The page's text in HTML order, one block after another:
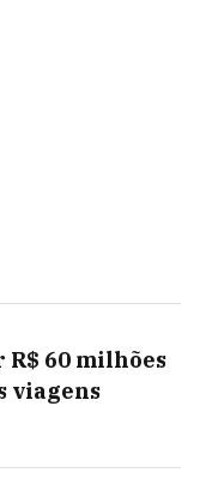
60 milhões
viagens